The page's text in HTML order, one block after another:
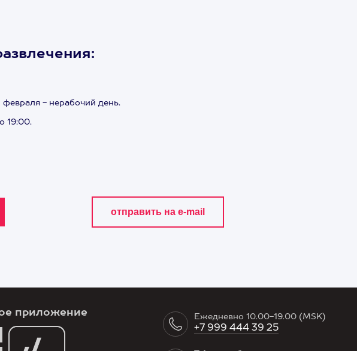
- нерабочий день.
19:00.
приложение Ежедневно 10.00-19.00 (MSK)
+7 999 444 39 25